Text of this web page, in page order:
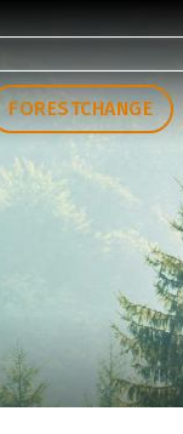
FORESTCHANGE